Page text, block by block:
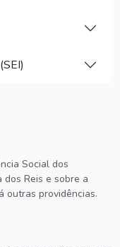
Social dos
Reis e sobre a
outras providências.